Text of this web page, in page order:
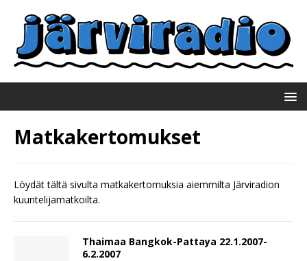
Matkakertomukset
Löydät tältä sivulta matkakertomuksia aiemmilta Järviradion
kuuntelijamatkoilta.
Thaimaa Bangkok-Pattaya 22.1.2007-
6.2.2007